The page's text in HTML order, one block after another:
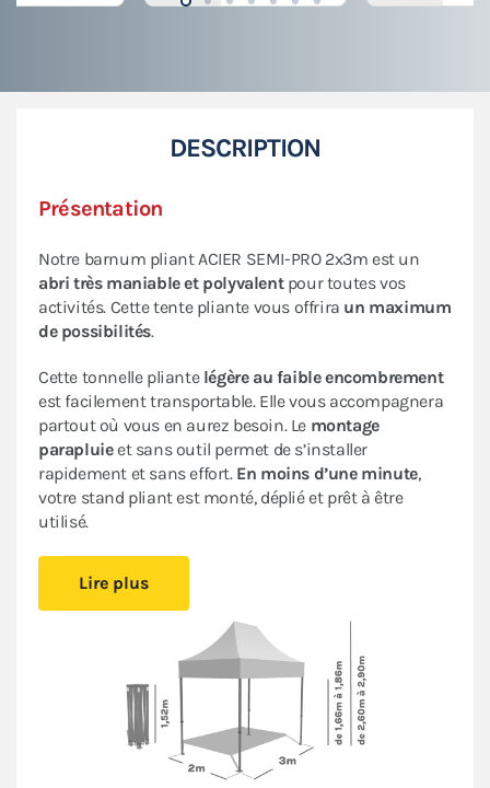
DESCRIPTION
Présentation
Notre barnum pliant ACIER SEMI-PRO 2x3m est un
abri très maniable et polyvalentpour toutes vos
activités. Cette tente pliante vous offrira un maximum
de possibilités.
Cette tonnelle pliante légère au faible encombrement
est facilement transportable. Elle vous accompagnera
partout où vous en aurez besoin. Le montage
parapluieet sans outil permet de s’installer
rapidement et sans effort. En moins d’une minute,
votre stand pliant est monté, déplié et prêt à être
utilisé.
320gr/m² est renforcée au niveau des angles. Elle est
complètement étanche
. L’armature en acier dotée
d’une peinture antirouille garantit sa durabilité pour
utilisation occasionnelle à régulière
Ce stand pliant est polyvalent à un tarif très
abordable pour les particuliers et les professionnels
pack de 4 bâches latéralesassorti (3 murs pleins et
Lire plus